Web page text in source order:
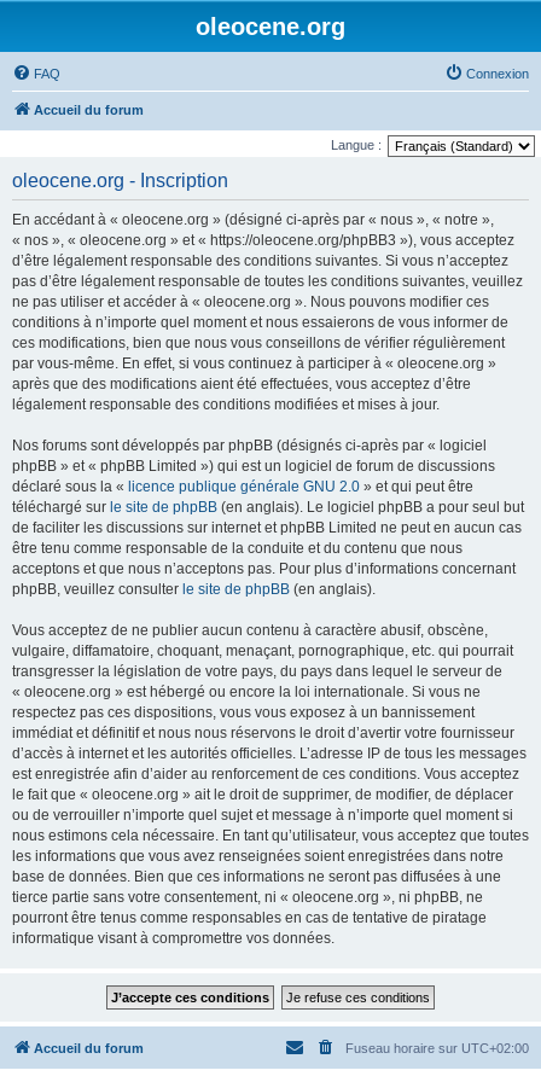
oleocene.org
FAQ Connexion
Accueil du forum
Langue :
oleocene.org - Inscription
En accédant à « oleocene.org » (désigné ci-après par « nous », « notre »,
« nos », « oleocene.org » et « https://oleocene.org/phpBB3 »), vous acceptez
d’être légalement responsable des conditions suivantes. Si vous n’acceptez
pas d’être légalement responsable de toutes les conditions suivantes, veuillez
ne pas utiliser et accéder à « oleocene.org ». Nous pouvons modifier ces
conditions à n’importe quel moment et nous essaierons de vous informer de
ces modifications, bien que nous vous conseillons de vérifier régulièrement
par vous-même. En effet, si vous continuez à participer à « oleocene.org »
après que des modifications aient été effectuées, vous acceptez d’être
légalement responsable des conditions modifiées et mises à jour.
Nos forums sont développés par phpBB (désignés ci-après par « logiciel
phpBB » et « phpBB Limited ») qui est un logiciel de forum de discussions
déclaré sous la « licence publique générale GNU 2.0 » et qui peut être
téléchargé sur le site de phpBB (en anglais). Le logiciel phpBB a pour seul but
de faciliter les discussions sur internet et phpBB Limited ne peut en aucun cas
être tenu comme responsable de la conduite et du contenu que nous
acceptons et que nous n’acceptons pas. Pour plus d’informations concernant
phpBB, veuillez consulter le site de phpBB (en anglais).
Vous acceptez de ne publier aucun contenu à caractère abusif, obscène,
vulgaire, diffamatoire, choquant, menaçant, pornographique, etc. qui pourrait
transgresser la législation de votre pays, du pays dans lequel le serveur de
« oleocene.org » est hébergé ou encore la loi internationale. Si vous ne
respectez pas ces dispositions, vous vous exposez à un bannissement
immédiat et définitif et nous nous réservons le droit d’avertir votre fournisseur
d’accès à internet et les autorités officielles. L’adresse IP de tous les messages
est enregistrée afin d’aider au renforcement de ces conditions. Vous acceptez
le fait que « oleocene.org » ait le droit de supprimer, de modifier, de déplacer
ou de verrouiller n’importe quel sujet et message à n’importe quel moment si
nous estimons cela nécessaire. En tant qu’utilisateur, vous acceptez que toutes
les informations que vous avez renseignées soient enregistrées dans notre
base de données. Bien que ces informations ne seront pas diffusées à une
tierce partie sans votre consentement, ni « oleocene.org », ni phpBB, ne
pourront être tenus comme responsables en cas de tentative de piratage
informatique visant à compromettre vos données.
Accueil du forum Fuseau horaire sur UTC+02:00